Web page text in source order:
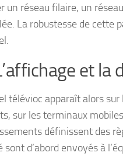
un réseau filaire, un
La robustesse de cette
et
télévioc apparaît alors
sur les terminaux
définissent des
sont d’abord envoyés à